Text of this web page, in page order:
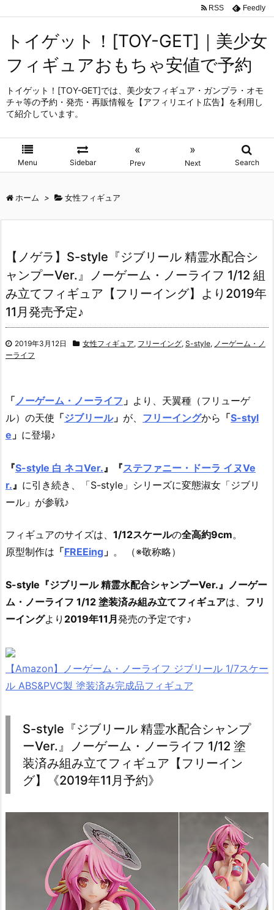
トイゲット！[TOY-GET]｜美少女
フィギュアおもちゃ安値で予約
トイゲット！[TOY-GET]では、美少女フィギュア・ガンプラ・オモ
チャ等の予約・発売・再販情報を【アフィリエイト広告】を利用し
て紹介しています。
Menu Sidebar
«
Prev
»
Next Search
RSS Feedly
ホーム > 女性フィギュア
【ノゲラ】S-style『ジブリール 精霊水配合シ
ャンプーVer.』ノーゲーム・ノーライフ 1/12 組
み立てフィギュア【フリーイング】より2019年
11月発売予定♪
2019年3月12日 女性フィギュア, フリーイング, S-style, ノーゲーム・ノ
ーライフ
「ノーゲーム・ノーライフ 」 より、天翼種（フリューゲ
ル）の天使 「ジブリール」 が、 フリーイングから 「S-styl
e 」 に登場♪
『S-style 白 ネコVer. 』 『ステファニー・ドーラ イヌVe
r. 』 に引き続き、「S-style」シリーズに変態淑女「ジブリ
ール」が参戦♪
フィギュアのサイズは、 1/12スケールの全高約9cm。
原型制作は 「FREEing 」 。 （※敬称略）
S-style『ジブリール 精霊水配合シャンプーVer.』ノーゲー
ム・ノーライフ 1/12 塗装済み組み立てフィギュアは、 フリ
ーイングより 2019年11月発売の予定です♪
【Amazon】ノーゲーム・ノーライフ ジブリール 1/7スケー
ル ABS&PVC製 塗装済み完成品フィギュア
S-style『ジブリール 精霊水配合シャンプ
ーVer.』ノーゲーム・ノーライフ 1/12 塗
装済み組み立てフィギュア【フリーイン
グ】《2019年11月予約》